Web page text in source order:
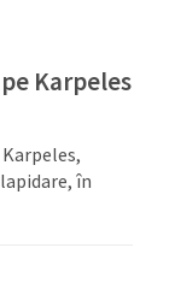
Karpeles
în